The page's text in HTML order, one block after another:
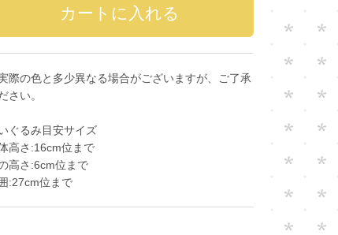
際の色と多少異なる場合がございますが、ご了承
さい。
ぐるみ目安サイズ
高さ:16cm位まで
高さ:6cm位まで
:27cm位まで